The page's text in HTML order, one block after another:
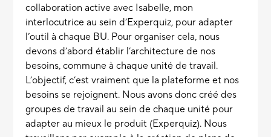
collaboration active avec Isabelle, mon
interlocutrice au sein d’Experquiz, pour adapter
l’outil à chaque BU. Pour organiser cela, nous
devons d’abord établir l’architecture de nos
besoins, commune à chaque unité de travail.
L’objectif, c’est vraiment que la plateforme et nos
besoins se rejoignent. Nous avons donc créé des
groupes de travail au sein de chaque unité pour
adapter au mieux le produit (Experquiz). Nous